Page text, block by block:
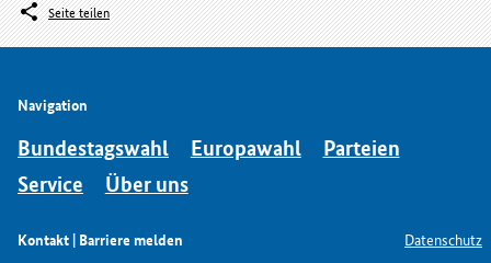
Seite teilen
Navigation
Bundestagswahl Europawahl
Parteien
Service
Über uns
Kontakt | Barriere melden
Datenschutz